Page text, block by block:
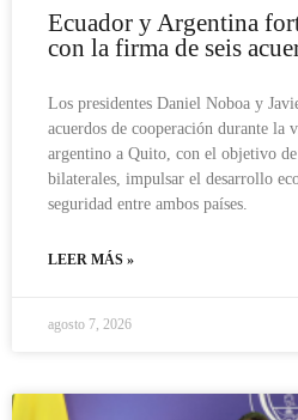
Ecuador y Argentina
con la firma de seis
Los presidentes Daniel Noboa y
acuerdos de cooperación durante
argentino a Quito, con el objetivo
bilaterales, impulsar el desarrollo
seguridad entre ambos países.
LEER MÁS »
agosto 7, 2026